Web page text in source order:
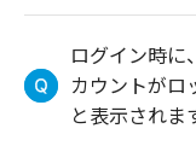
ログイン時に
カウントがロ
と表示されま